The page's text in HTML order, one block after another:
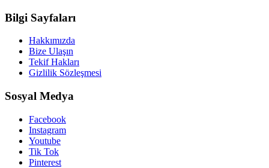
Bilgi Sayfaları
Hakkımızda
Bize Ulaşın
Tekif Hakları
Gizlilik Sözleşmesi
Sosyal Medya
Facebook
Instagram
Youtube
Tik Tok
Pinterest